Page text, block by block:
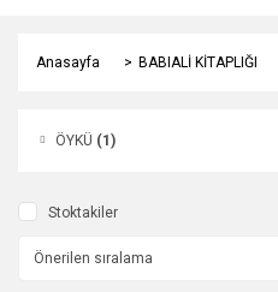
Anasayfa BABIALİ KİTAPLIĞI
ÖYKÜ (1)
Stoktakiler